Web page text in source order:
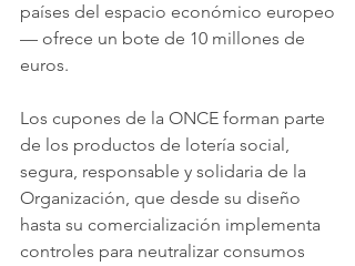
países del espacio económico europeo
— ofrece un bote de 10 millones de
euros.
Los cupones de la ONCE forman parte
de los productos de lotería social,
segura, responsable y solidaria de la
Organización, que desde su diseño
hasta su comercialización implementa
controles para neutralizar consumos